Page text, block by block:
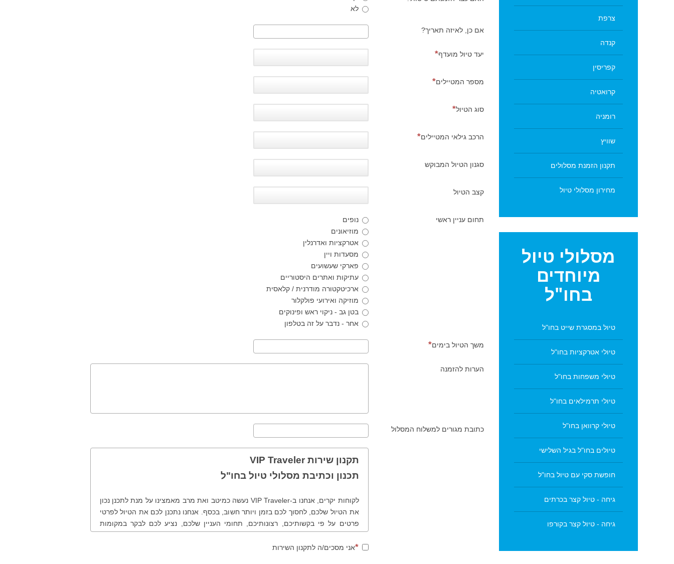
לא
אם כן, לאיזה תאריך?
יעד טיול מועדף
מספר המטיילים
סוג הטיול
הרכב גילאי המטיילים
סגנון הטיול המבוקש
קצב הטיול
תחום עניין ראשי
נופים
מוזיאונים
אטרקציות ואדרנלין
מסעדות ויין
פארקי שעשועים
עתיקות ואתרים היסטוריים
ארכיטקטורה מודרנית / קלאסית
מוזיקה ואירועי פולקלור
בטן גב - ניקוי ראש ופינוקים
אחר - נדבר על זה בטלפון
משך הטיול בימים
הערות להזמנה
כתובת מגורים למשלוח המסלול
תקנון שירות VIP Traveler
תכנון וכתיבת מסלולי טיול בחו"ל
לקוחות יקרים, אנחנו ב-VIP Traveler נעשה כמיטב ואת מרב מאמצינו על מנת לתכנן נכון
את הטיול שלכם, לחסוך לכם בזמן ויותר חשוב, בכסף. אנחנו נתכנן לכם את הטיול לפרטי
פרטים על פי בקשותיכם, רצונותיכם, תחומי העניין שלכם, נציע לכם לבקר במקומות
תהליך ותקנון הזמנת מסלולי טיול בחו"ל.
אני מסכים/ה לתקנון השירות
צרפת
קנדה
קפריסין
קרואטיה
רומניה
שוויץ
תקנון הזמנת מסלולים
מחירון מסלולי טיול
מסלולי טיול
מיוחדים
בחו"ל
טיול במסגרת שייט בחו"ל
טיולי אטרקציות בחו"ל
טיולי משפחות בחו"ל
טיולי תרמילאים בחו"ל
טיולי קרוואן בחו"ל
טיולים בחו"ל בגיל השלישי
חופשת סקי עם טיול בחו"ל
גיחה - טיול קצר בכרתים
גיחה - טיול קצר בקורפו